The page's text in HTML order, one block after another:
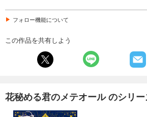
フォロー機能について
この作品を共有しよう
花秘める君のメテオール のシリ